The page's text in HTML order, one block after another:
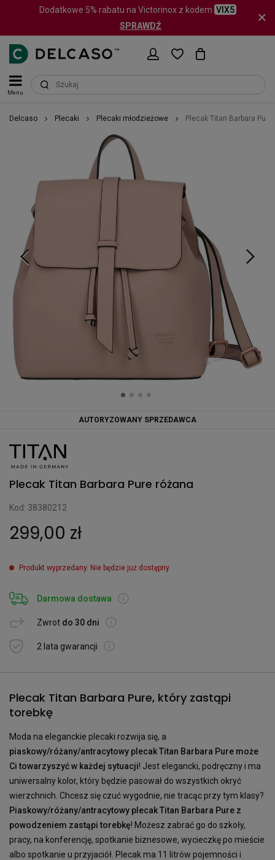
Dodatkowe 5% rabatu na Victorinox z kodem VIX5
SPRAWDŹ
Menu
Delcaso Plecaki Plecaki młodzieżowe Plecak Titan Barbara Pure
AUTORYZOWANY SPRZEDAWCA
Plecak Titan Barbara Pure różana
Kod: 38380212
299,00 zł
Produkt wyprzedany. Nie będzie już dostępny
Darmowa dostawa
Zwrot do 30 dni
2 lata gwarancji
Plecak Titan Barbara Pure, który zastąpi
torebkę
Moda na eleganckie plecaki rozwija się, a
piaskowy/różany/antracytowy plecak Titan Barbara Pure może
Ci towarzyszyć w każdej sytuacji! Jest elegancki, podręczny i ma
uniwersalny kolor, który będzie pasował do wszystkich okryć
wierzchnich. Chcesz się czuć wygodnie, nie tracąc przy tym klasy?
Piaskowy/różany/antracytowy plecak Titan Barbara Pure z
powodzeniem zastąpi torebkę! Możesz zabrać go do szkoły,
pracy, na konferencję, spotkanie biznesowe, wycieczkę po mieście
albo spotkanie u przyjaciół. Plecak ma 11 litrów pojemności i